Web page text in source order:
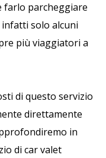
farlo parcheggiare
solo alcuni
più viaggiatori a
di questo servizio
direttamente
in
di car valet